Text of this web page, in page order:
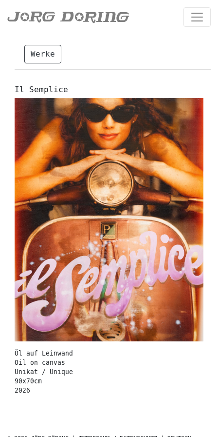
Werke
Il Semplice
Öl auf Leinwand
Oil on canvas
Unikat / Unique
90x70cm
2026